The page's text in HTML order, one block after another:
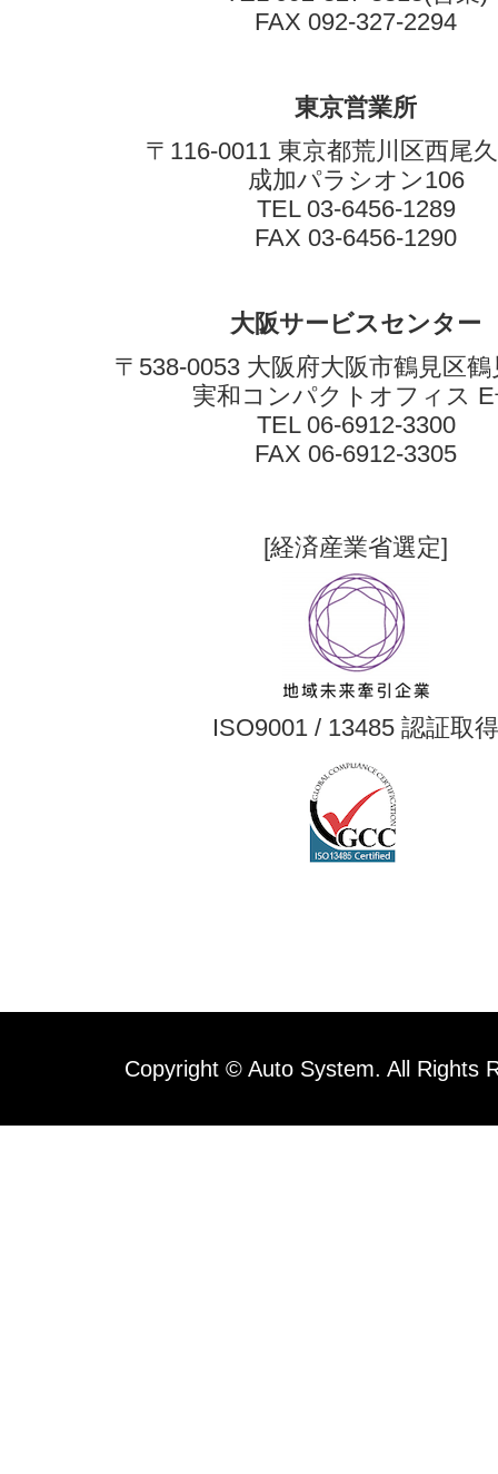
FAX 092-327-2294
東京営業所
〒116-0011 東京都荒川区西尾
成加パラシオン106
TEL 03-6456-1289
FAX 03-6456-1290
大阪サービスセンター
〒538-0053 大阪府大阪市鶴見区鶴
実和コンパクトオフィス
TEL 06-6912-3300
FAX 06-6912-3305
[経済産業省選定]
ISO9001 / 13485 認証取得
Copyright © Auto System. All Rights